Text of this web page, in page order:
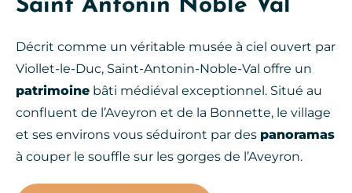
Saint Antonin Noble Val
Décrit comme un véritable musée à ciel ouvert par
Viollet-le-Duc, Saint-Antonin-Noble-Val offre un
patrimoine bâti médiéval exceptionnel. Situé au
confluent de l’Aveyron et de la Bonnette, le village
et ses environs vous séduiront par des panoramas
à couper le souffle sur les gorges de l’Aveyron.